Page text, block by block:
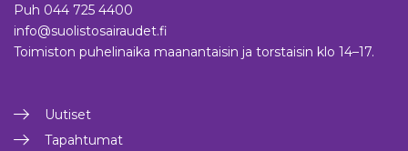
Puh 044 725 4400
info@suolistosairaudet.fi
Toimiston puhelinaika maanantaisin ja torstaisin klo 14–17.
Uutiset
Tapahtumat